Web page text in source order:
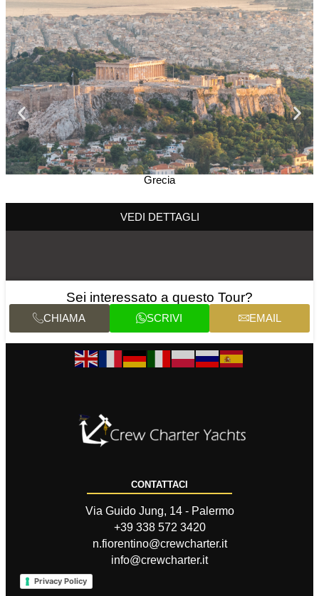
Grecia
VEDI DETTAGLI
Sei interessato a questo Tour?
CHIAMA SCRIVI EMAIL
CONTATTACI
Via Guido Jung, 14 - Palermo
+39 338 572 3420
n.fiorentino@crewcharter.it
info@crewcharter.it
Privacy Policy